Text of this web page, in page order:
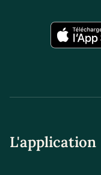
L'application